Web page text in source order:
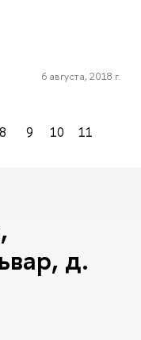
6 августа, 2018 г.
8 9 10
11
д.